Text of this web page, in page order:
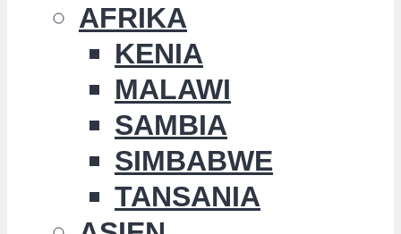
AFRIKA
KENIA
MALAWI
SAMBIA
SIMBABWE
TANSANIA